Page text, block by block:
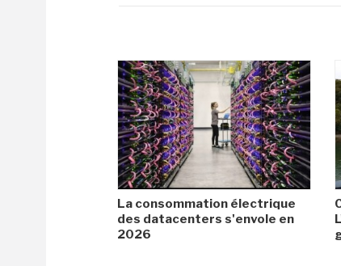
La consommation électrique
des datacenters s'envole en
2026